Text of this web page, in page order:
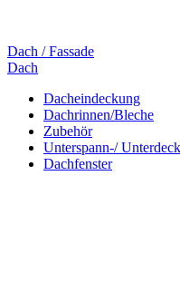
Dach / Fassade
Dach
Dacheindeckung
Dachrinnen/Bleche
Zubehör
Unterspann-/
Dachfenster